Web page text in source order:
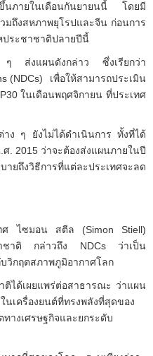
ขึ้นภายในเดือนกันยายนนี้ โดยมี
มถึงสหภาพยุโรปและจีน ก่อนการ
ประชาชาติปลายปีนี้
ๆ ส่งแผนดังกล่าว ซึ่งเรียกว่า
(NDCs) เพื่อให้สามารถประเมิน
ในเดือนพฤศจิกายน ที่ประเทศ
ง ๆ ยังไม่ได้ดำเนินการ ทั้งที่ได้
. 2015 ว่าจะต้องส่งแผนภายในปี
ยถึงวิธีการที่แต่ละประเทศจะลด
ศ ไซมอน สตีล (Simon Stiell)
าชาติ กล่าวถึง NDCs ว่าเป็น
วิกฤตสภาพภูมิอากาศโลก
ติได้เผยแพร่ต่อสาธารณะ ว่าแผน
นเครื่องยนต์ที่ทรงพลังที่สุดของ
างเศรษฐกิจและยกระดับ